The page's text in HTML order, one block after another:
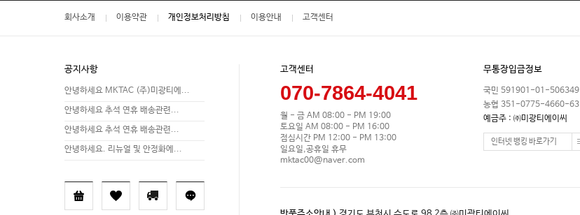
회사소개 이용약관 개인정보처리방침 이용안내 고객센터
공지사항
안녕하세요 MKTAC (주)미광티에...
안녕하세요 추석 연휴 배송관련...
안녕하세요 추석 연휴 배송관련...
안녕하세요. 리뉴얼 및 안정화에...
고객센터
070-7864-4041
월 - 금 AM 08:00 - PM 19:00
토요일 AM 08:00 - PM 16:00
점심시간 PM 12:00 - PM 13:00
일요일,공휴일 휴무
mktac00@naver.com
무통장입금정보
국민 591901-01-506349
농협 351-0775-4660-63
예금주 : ㈜미광티에이씨
인터넷 뱅킹 바로가기